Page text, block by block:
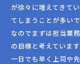
が徐々に増えてきて
てしまうことが多い
なのでまずは担当業
の目標と考えています
一日でも早く上司や